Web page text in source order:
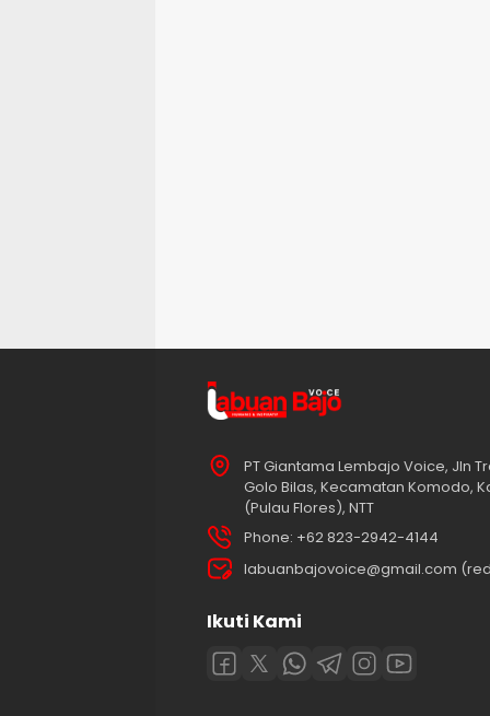
PT Giantama Lembajo Voice, Jln
Golo Bilas, Kecamatan Komodo,
(Pulau Flores), NTT
Phone: +62 823-2942-4144
labuanbajovoice@gmail.com
Ikuti Kami